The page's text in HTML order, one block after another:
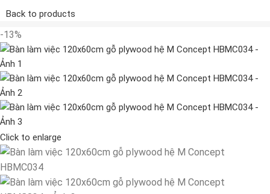
Back to products
-13%
Click to enlarge